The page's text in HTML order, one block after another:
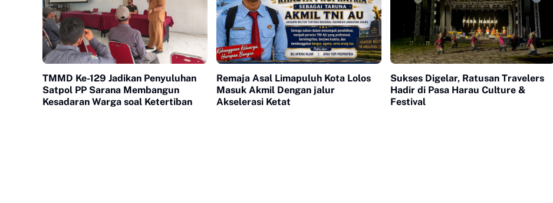
TMMD Ke-129 Jadikan Penyuluhan
Satpol PP Sarana Membangun
Kesadaran Warga soal Ketertiban
Remaja Asal Limapuluh Kota Lolos
Masuk Akmil Dengan jalur
Akselerasi Ketat
Sukses Digelar, Ratusan Travelers
Hadir di Pasa Harau Culture &
Festival